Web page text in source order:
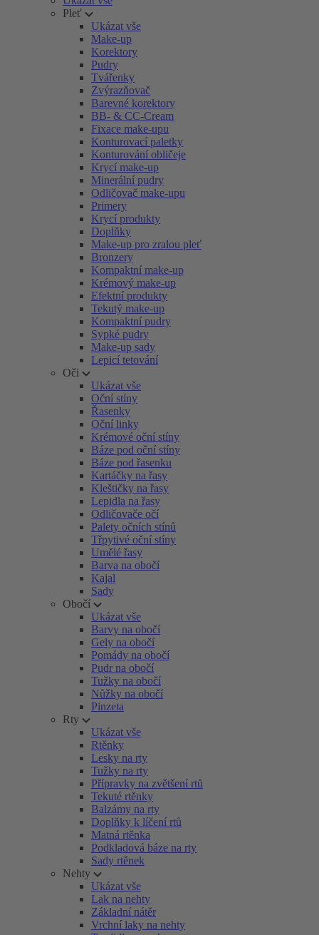
Pleť
Ukázat vše
Make-up
Korektory
Pudry
Tvářenky
Zvýrazňovač
Barevné korektory
BB- & CC-Cream
Fixace make-upu
Konturovací paletky
Konturování obličeje
Krycí make-up
Minerální pudry
Odličovač make-upu
Primery
Krycí produkty
Doplňky
Make-up pro zralou pleť
Bronzery
Kompaktní make-up
Krémový make-up
Efektní produkty
Tekutý make-up
Kompaktní pudry
Sypké pudry
Make-up sady
Lepicí tetování
Oči
Ukázat vše
Oční stíny
Řasenky
Oční linky
Krémové oční stíny
Báze pod oční stíny
Báze pod řasenku
Kartáčky na řasy
Kleštičky na řasy
Lepidla na řasy
Odličovače očí
Palety očních stínů
Třpytivé oční stíny
Umělé řasy
Barva na obočí
Kajal
Sady
Obočí
Ukázat vše
Barvy na obočí
Gely na obočí
Pomády na obočí
Pudr na obočí
Tužky na obočí
Nůžky na obočí
Pinzeta
Rty
Ukázat vše
Rtěnky
Lesky na rty
Tužky na rty
Přípravky na zvětšení rtů
Tekuté rtěnky
Balzámy na rty
Doplňky k líčení rtů
Matná rtěnka
Podkladová báze na rty
Sady rtěnek
Nehty
Ukázat vše
Lak na nehty
Základní nátěr
Vrchní laky na nehty